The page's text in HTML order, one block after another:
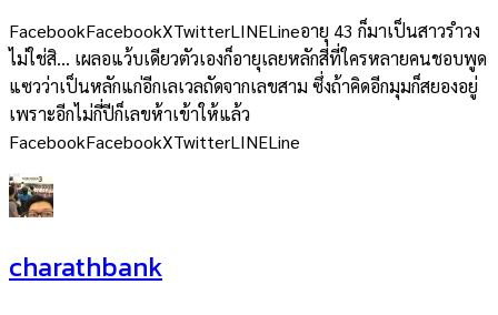
FacebookFacebookXTwitterLINELineอายุ 43 ก็มาเป็นสาวรำวง
ไม่ใช่สิ… เผลอแว้บเดียวตัวเองก็อายุเลยหลักสี่ที่ใครหลายคนชอบพูด
แซวว่าเป็นหลักแก่อีกเลเวลถัดจากเลขสาม ซึ่งถ้าคิดอีกมุมก็สยองอยู่
เพราะอีกไม่กี่ปีก็เลขห้าเข้าให้แล้ว
FacebookFacebookXTwitterLINELine
charathbank